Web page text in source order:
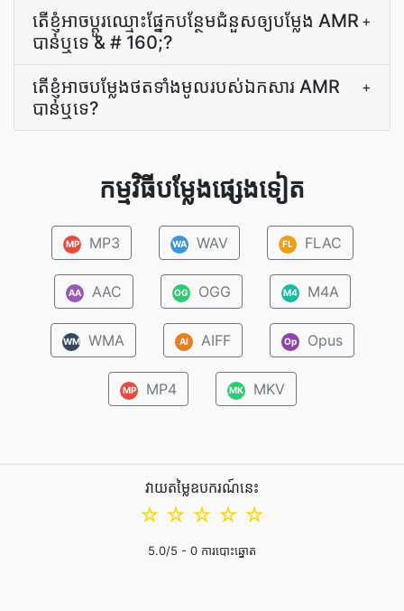
តើ​ខ្ញុំ​អាច​ប្ដូរ​ឈ្មោះ​ផ្នែក​បន្ថែម​ជំនួស​ឲ្យ​បម្លែង AMR
បាន​ឬ​ទេ & # 160;?
+
តើ​ខ្ញុំ​អាច​បម្លែង​ថត​ទាំងមូល​របស់​ឯកសារ AMR
បាន​ឬ​ទេ?
+
កម្មវិធីបម្លែងផ្សេងទៀត
MP MP3 WA WAV FL FLAC
AA AAC OG OGG M4 M4A
WM WMA AI AIFF Op Opus
MP MP4 MK MKV
វាយតម្លៃឧបករណ៍នេះ
☆
☆
☆
☆
☆
5.0/5 - 0 ការបោះឆ្នោត